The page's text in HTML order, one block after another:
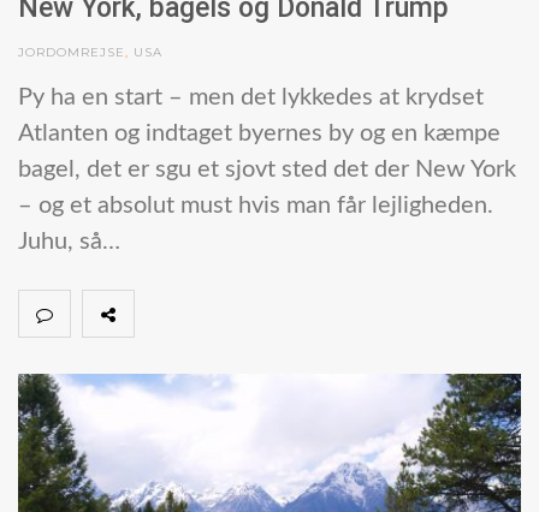
New York, bagels og Donald Trump
JORDOMREJSE, USA
Py ha en start – men det lykkedes at krydset
Atlanten og indtaget byernes by og en kæmpe
bagel, det er sgu et sjovt sted det der New York
– og et absolut must hvis man får lejligheden.
Juhu, så…